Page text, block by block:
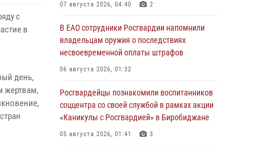
с
в
день,
жертвам,
07 августа 2026, 04:40 2
В ЕАО сотрудники Росгвардии напомнили
владельцам оружия о последствиях
несвоевременной оплаты штрафов
06 августа 2026, 01:32
Росгвардейцы познакомили воспитанников
соццентра со своей службой в рамках акции
«Каникулы с Росгвардией» в Биробиджане
05 августа 2026, 01:41 3